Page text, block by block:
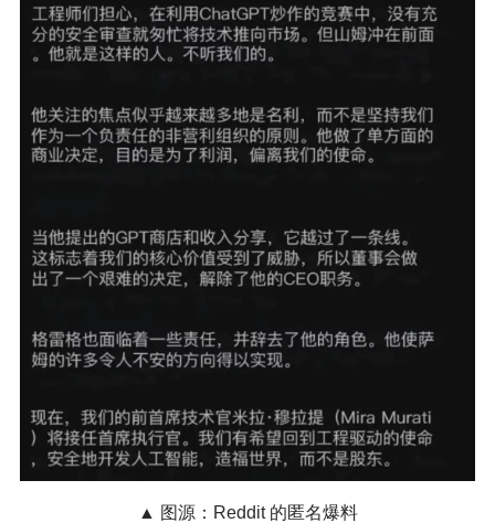
▲ 图源：Reddit 的匿名爆料